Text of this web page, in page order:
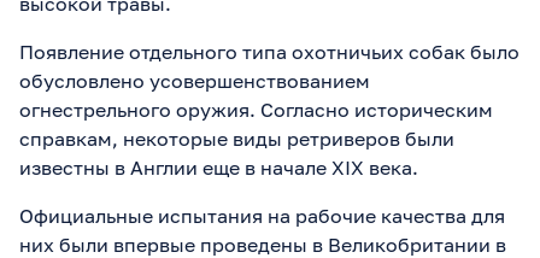
Появление отдельного типа охотничьих собак было
обусловлено усовершенствованием
огнестрельного оружия. Согласно историческим
справкам, некоторые виды ретриверов были
известны в Англии еще в начале XIX века.
Официальные испытания на рабочие качества для
них были впервые проведены в Великобритании в